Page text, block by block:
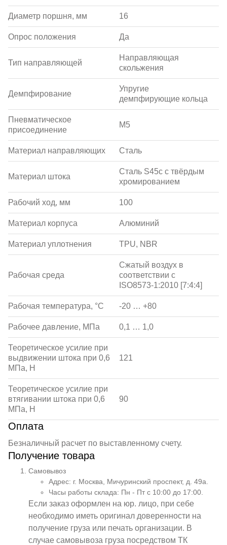
Диаметр поршня, мм 16
Опрос положения Да
Тип направляющей
Направляющая
скольжения
Демпфирование
Упругие
демпфирующие кольца
Пневматическое
присоединение
M5
Материал направляющих Сталь
Материал штока
Сталь S45c с твёрдым
хромированием
Рабочий ход, мм 100
Материал корпуса Алюминий
Материал уплотнения TPU, NBR
Рабочая среда
Сжатый воздух в
соответствии с
ISO8573-1:2010 [7:4:4]
Рабочая температура, °С -20 … +80
Рабочее давление, МПа 0,1 … 1,0
Теоретическое усилие при
выдвижении штока при 0,6
МПа, Н
121
Теоретическое усилие при
втягивании штока при 0,6
МПа, Н
90
Оплата
Безналичный расчет по выставленному счету.
Получение товара
Самовывоз
Адрес: г. Москва, Мичуринский проспект, д. 49а.
Часы работы склада: Пн - Пт с 10:00 до 17:00.
Если заказ оформлен на юр. лицо, при себе
необходимо иметь оригинал доверенности на
получение груза или печать организации. В
случае самовывоза груза посредством ТК